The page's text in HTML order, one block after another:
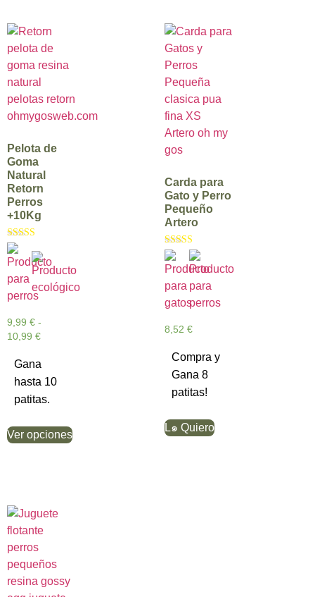
Pelota de
Goma
Natural
Retorn
Perros
+10Kg
Valorado con
5.00
de 5
9,99 € -
10,99 €
Gana
hasta 10
patitas.
Ver opciones
Carda para
Gato y Perro
Pequeño
Artero
Valorado con
5.00
de 5
8,52 €
Compra y
Gana 8
patitas!
L๑ Quiero